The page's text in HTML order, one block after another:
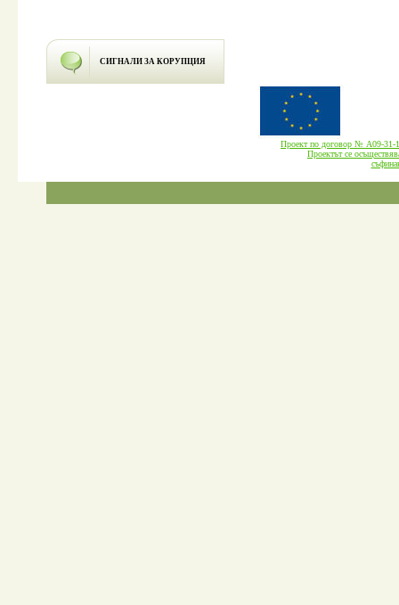
СИГНАЛИ ЗА КОРУПЦИЯ
Проект по договор № А09-
Проектът се